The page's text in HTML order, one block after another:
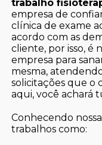
trabalho
empresa de
clínica de exame
acordo com as
cliente, por isso, é
empresa para
mesma,
solicitações que o
aqui, você achará
Conhecendo
trabalhos como: